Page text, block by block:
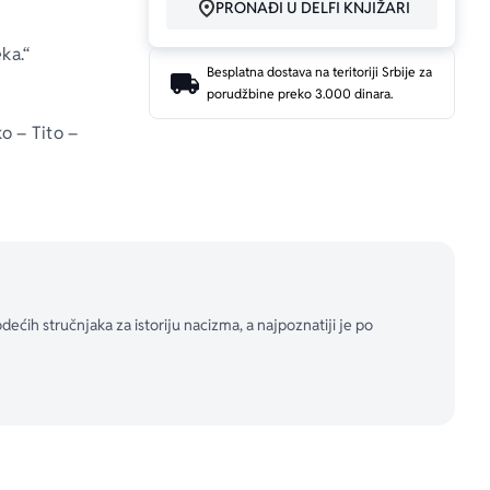
– Tito –
kontinenta.
da se
PRONAĐI U DELFI KNJIŽARI
Besplatna dostava na teritoriji Srbije za
porudžbine preko 3.000 dinara.
stručnjaka za istoriju nacizma, a najpoznatiji je po